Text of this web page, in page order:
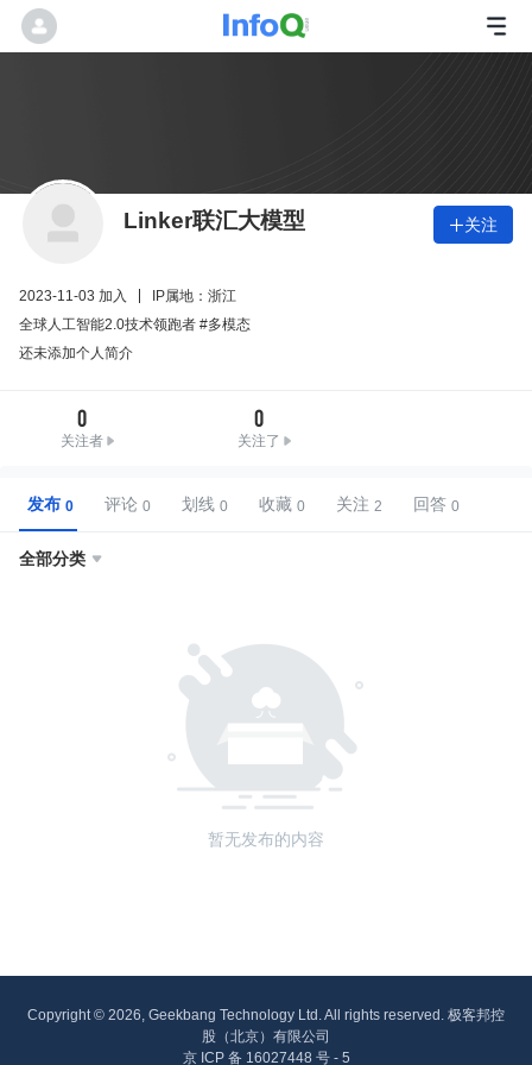
Linker联汇大模型 关注
2023-11-03 加入
IP属地：浙江
全球人工智能2.0技术领跑者 #多模态
还未添加个人简介
0
关注者
0
关注了
发布 评论 划线 收藏 关注 回答
全部分类 
暂无发布的内容
Copyright © 2026, Geekbang Technology Ltd. All rights reserved. 极客邦控
股（北京）有限公司
京 ICP 备 16027448 号 - 5